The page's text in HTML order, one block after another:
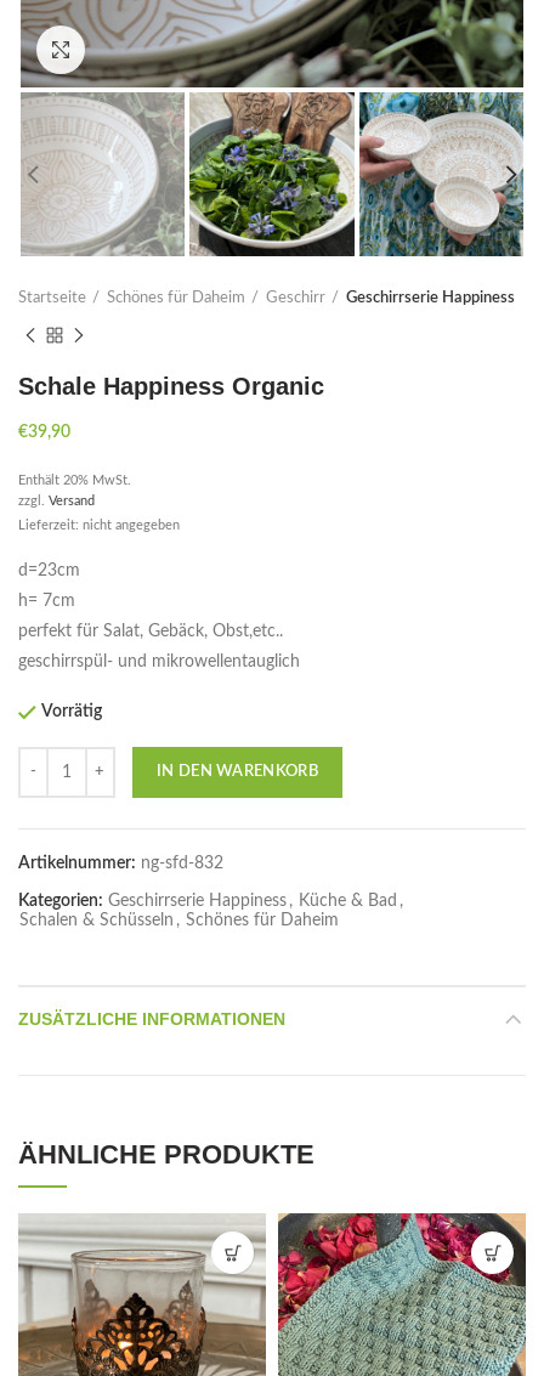
Click to enlarge
Startseite Schönes für Daheim Geschirr Geschirrserie Happiness
Schale Happiness Organic
€39,90
Enthält 20% MwSt.
zzgl. Versand
Lieferzeit: nicht angegeben
d=23cm
h= 7cm
perfekt für Salat, Gebäck, Obst,etc..
geschirrspül- und mikrowellentauglich
Vorrätig
IN DEN WARENKORB
Artikelnummer: ng-sfd-832
Kategorien: Geschirrserie Happiness , Küche & Bad ,
Schalen & Schüsseln , Schönes für Daheim
ZUSÄTZLICHE INFORMATIONEN
ÄHNLICHE PRODUKTE